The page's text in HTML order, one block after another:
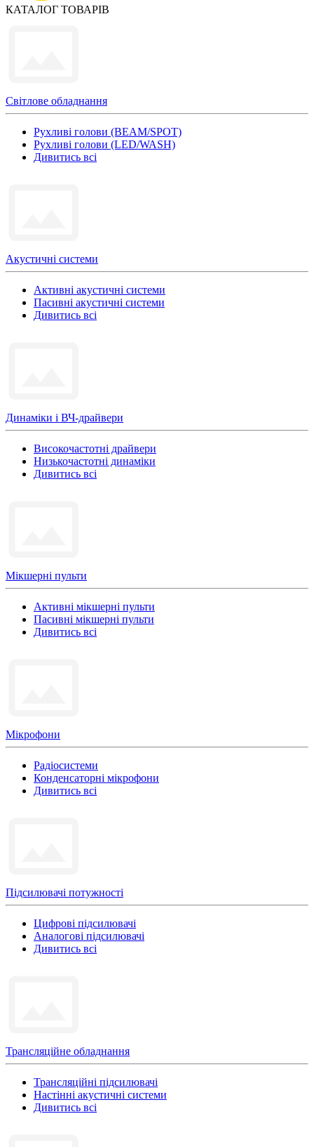
КАТАЛОГ ТОВАРІВ
Світлове обладнання
Рухливі голови (BEAM/SPOT)
Рухливі голови (LED/WASH)
Дивитись всі
Акустичні системи
Активні акустичні системи
Пасивні акустичні системи
Дивитись всі
Динаміки і ВЧ-драйвери
Високочастотні драйвери
Низькочастотні динаміки
Дивитись всі
Мікшерні пульти
Активні мікшерні пульти
Пасивні мікшерні пульти
Дивитись всі
Мікрофони
Радіосистеми
Конденсаторні мікрофони
Дивитись всі
Підсилювачі потужності
Цифрові підсилювачі
Аналогові підсилювачі
Дивитись всі
Трансляційне обладнання
Трансляційні підсилювачі
Настінні акустичні системи
Дивитись всі